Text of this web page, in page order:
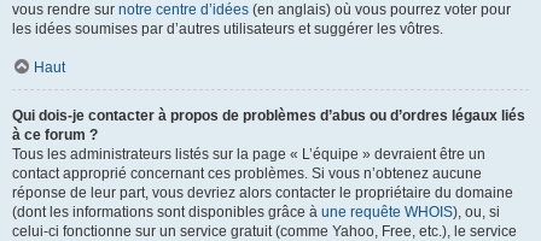
vous rendre sur notre centre d’idées (en anglais) où vous pourrez voter pour
les idées soumises par d’autres utilisateurs et suggérer les vôtres.
Haut
Qui dois-je contacter à propos de problèmes d’abus ou d’ordres légaux liés
à ce forum ?
Tous les administrateurs listés sur la page « L’équipe » devraient être un
contact approprié concernant ces problèmes. Si vous n’obtenez aucune
réponse de leur part, vous devriez alors contacter le propriétaire du domaine
(dont les informations sont disponibles grâce à une requête WHOIS), ou, si
celui-ci fonctionne sur un service gratuit (comme Yahoo, Free, etc.), le service